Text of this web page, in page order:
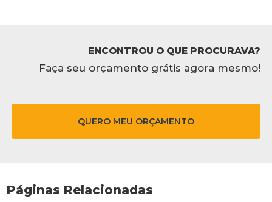
ENCONTROU O QUE PROCURAVA?
Faça seu orçamento grátis agora mesmo!
QUERO MEU ORÇAMENTO
Páginas Relacionadas